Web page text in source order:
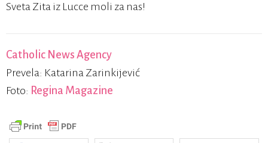
Sveta Zita iz Lucce moli za nas!
Catholic News Agency
Prevela: Katarina Zarinkijević
Foto: Regina Magazine